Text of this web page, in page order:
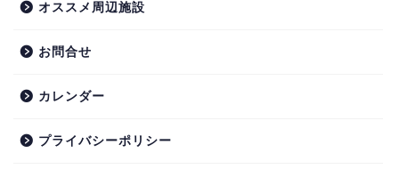
オススメ周辺施設
お問合せ
カレンダー
プライバシーポリシー